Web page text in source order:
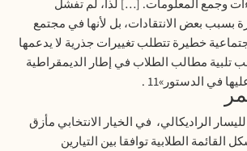
وجمع المعلومات. […] لذا، لم تفشل
بسبب بعض الانتقادات، بل لأنها في مجتمع
خطيرة تتطلب تغييرات جذرية لا يدعمها
تلبية مطالب الطلاب في إطار الديمقراطية
في الدستور»11 .
الراديكالي، في الخيار الانتخابي مأزق
القائمة الطلابية توافقا بين التيارين